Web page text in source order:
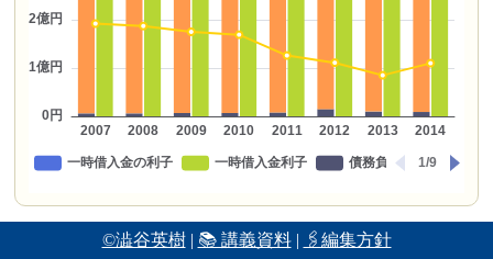
©澁谷英樹| 📚 講義資料| 🖇編集方針